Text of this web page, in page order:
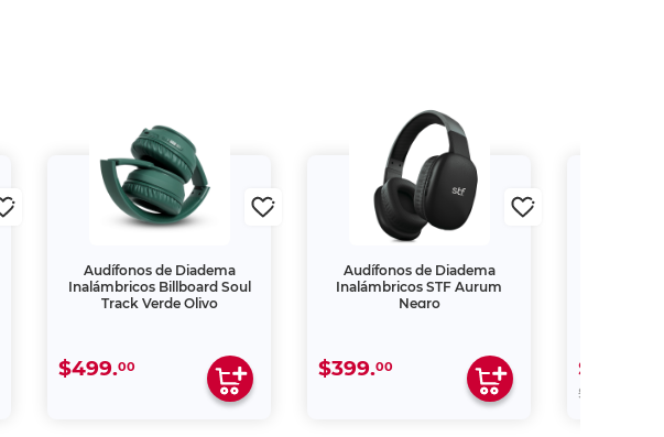
Audífonos de Diadema
Inalámbricos Billboard Soul
Track Verde Olivo
$499.00
Audífonos de Diadema
Inalámbricos STF Aurum
Negro
$399.00 $419.
$599.